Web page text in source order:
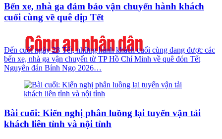
Bến xe, nhà ga đảm bảo vận chuyển hành khách
cuối cùng về quê dịp Tết
Đến cuối ngày 28 Tết, những hành khách cuối cùng đang được các
bến xe, nhà ga vận chuyển từ TP Hồ Chí Minh về quê đón Tết
Nguyên đán Bính Ngọ 2026…
Bài cuối: Kiến nghị phân luồng lại tuyến vận tải
khách liên tỉnh và nội tỉnh